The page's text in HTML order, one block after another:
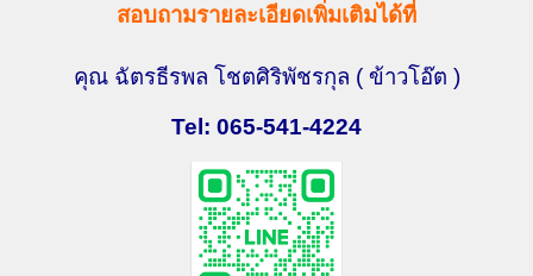
สอบถามรายละเอียดเพิ่มเติมได้ที่
คุณ ฉัตรธีรพล โชตศิริพัชรกุล ( ข้าวโอ๊ต )
Tel: 065-541-4224